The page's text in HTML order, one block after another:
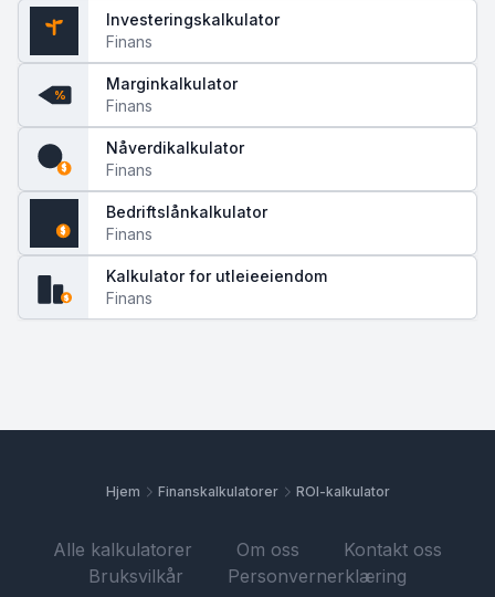
Investeringskalkulator
Finans
%
Marginkalkulator
Finans
$
Nåverdikalkulator
Finans
$
Bedriftslånkalkulator
Finans
$
Kalkulator for utleieeiendom
Finans
Hjem Finanskalkulatorer ROI-kalkulator
Alle kalkulatorer Om oss
Kontakt oss
Bruksvilkår
Personvernerklæring